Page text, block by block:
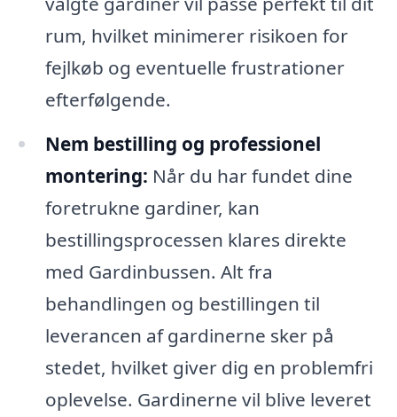
rum, hvilket minimerer risikoen for
fejlkøb og eventuelle frustrationer
efterfølgende.
Nem bestilling og professionel
montering: Når du har fundet dine
foretrukne gardiner, kan
bestillingsprocessen klares direkte
med Gardinbussen. Alt fra
behandlingen og bestillingen til
leverancen af gardinerne sker på
stedet, hvilket giver dig en problemfri
oplevelse. Gardinerne vil blive leveret